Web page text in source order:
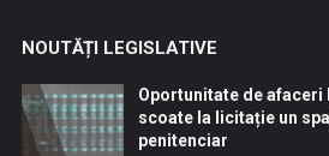
NOUTĂȚI LEGISLATIVE
Oportunitate de afaceri
scoate la licitație un
penitenciar